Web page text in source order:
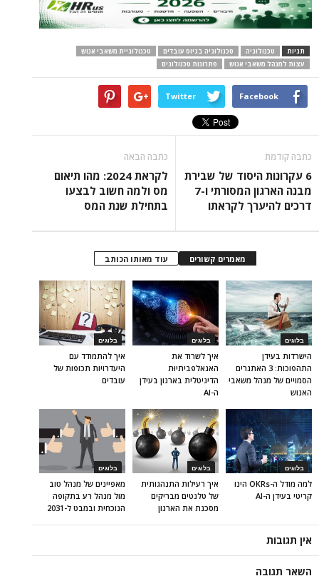
תגיות טכנולוגיה טכנולוגיה בגיוס עובדים
טכנולוגיית משאבי אנוש
עצות למנהל משאבי אנוש
פתרונות טכנולוגים
Facebook
Twitter
כתבה קודמת
6 עקרונות היסוד של שבירת
מבנה הארגון המסורתי ו-7
דרכים להיערך לקראתו
כתבה הבאה
לקראת 2024: מהו תיאום
מס ולמה חשוב לבצעו
בתחילת שנת המס
מאמרים קשורים עוד מאותו הכותב
בלוגים
איך להתמודד עם
היעדרויות תכופות של
עובדים
בלוגים
איך לשרוד את
האנאלפביתיוּת
הדיגיטלית בארגון בעידן
ה-AI
בלוגים
הישרדות בעידן
התהפוכות: 3 האתגרים
הסמויים של מנהל משאבי
האנוש
בלוגים
מאפיינים של מנהל טוב
מול מנהל רע בתקופה
הנוכחית ובמבט ל-2031
בלוגים
איך רעילות התנהגותית
של טלנטים מבריקים
מסכנת את הארגון
בלוגים
למה מודל ה-OKRs הינו
קריטי בעידן ה-AI
אין תגובות
השאר תגובה